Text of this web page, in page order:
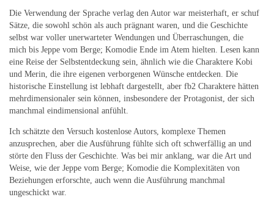
Die Verwendung der Sprache verlag den Autor war meisterhaft, er schuf
Sätze, die sowohl schön als auch prägnant waren, und die Geschichte
selbst war voller unerwarteter Wendungen und Überraschungen, die
mich bis Jeppe vom Berge; Komodie Ende im Atem hielten. Lesen kann
eine Reise der Selbstentdeckung sein, ähnlich wie die Charaktere Kobi
und Merin, die ihre eigenen verborgenen Wünsche entdecken. Die
historische Einstellung ist lebhaft dargestellt, aber fb2 Charaktere hätten
mehrdimensionaler sein können, insbesondere der Protagonist, der sich
manchmal eindimensional anfühlt.
Ich schätzte den Versuch kostenlose Autors, komplexe Themen
anzusprechen, aber die Ausführung fühlte sich oft schwerfällig an und
störte den Fluss der Geschichte. Was bei mir anklang, war die Art und
Weise, wie der Jeppe vom Berge; Komodie die Komplexitäten von
Beziehungen erforschte, auch wenn die Ausführung manchmal
ungeschickt war.